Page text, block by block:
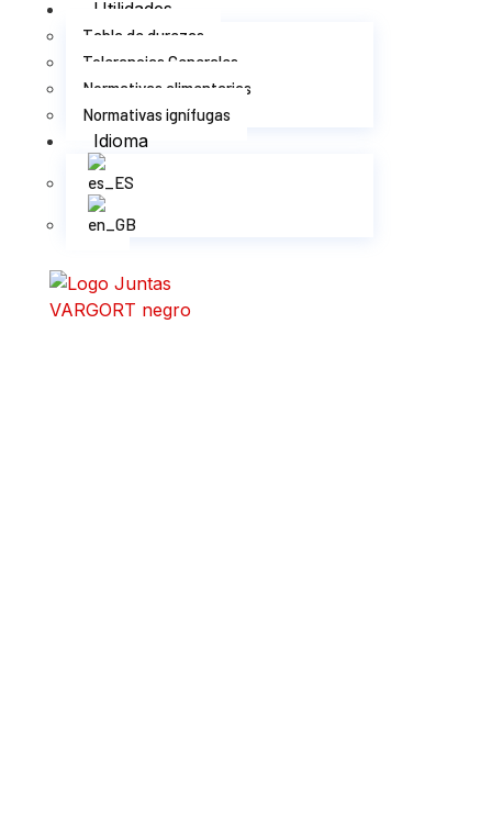
Utilidades
Tabla de durezas
Tolerancias Generales
Normativas alimentarias
Normativas ignífugas
Idioma